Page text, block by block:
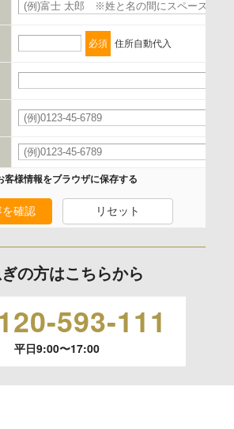
ミナーを共同で開催する企業/団体
に関する契約
体とは、個人情報取扱に関する覚書の締結
示等および問合わせ窓口について
第三者への提供の停止（「開示等」とい
下記お問い合わせ先窓口へご連絡願いま
必須 住所自動代入
客様情報をブラウザに保存する
を確認 リセット
の方はこちらから
593-111
平日9:00〜17:00